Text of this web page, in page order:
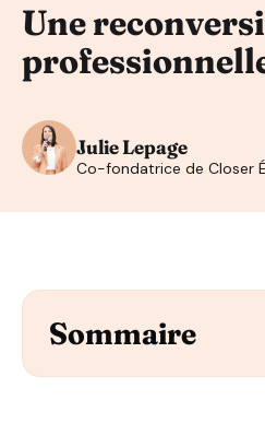
Une
Julie Lepage
Co-fondatrice de Closer
Sommaire